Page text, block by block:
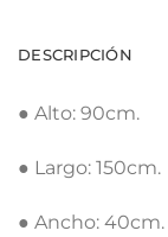
DESCRIPCIÓN
● Alto: 90cm.
● Largo: 150cm.
● Ancho: 40cm.